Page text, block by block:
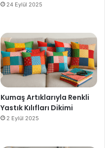
24 Eylül 2025
Kumaş Artıklarıyla Renkli
Yastık Kılıfları Dikimi
2 Eylül 2025